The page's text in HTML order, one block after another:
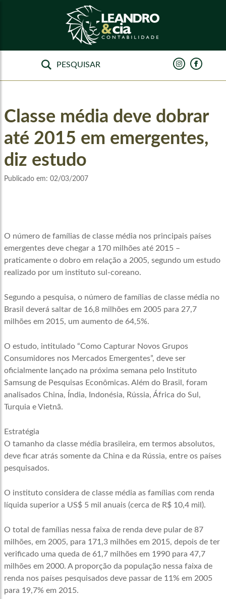
Classe média deve dobrar
até 2015 em emergentes,
diz estudo
Publicado em: 02/03/2007
O número de famílias de classe média nos principais países
emergentes deve chegar a 170 milhões até 2015 –
praticamente o dobro em relação a 2005, segundo um estudo
realizado por um instituto sul-coreano.
Segundo a pesquisa, o número de famílias de classe média no
Brasil deverá saltar de 16,8 milhões em 2005 para 27,7
milhões em 2015, um aumento de 64,5%.
O estudo, intitulado “Como Capturar Novos Grupos
Consumidores nos Mercados Emergentes”, deve ser
oficialmente lançado na próxima semana pelo Instituto
Samsung de Pesquisas Econômicas. Além do Brasil, foram
analisados China, Índia, Indonésia, Rússia, África do Sul,
Turquia e Vietnã.
Estratégia
O tamanho da classe média brasileira, em termos absolutos,
deve ficar atrás somente da China e da Rússia, entre os países
pesquisados.
O instituto considera de classe média as famílias com renda
líquida superior a US$ 5 mil anuais (cerca de R$ 10,4 mil).
O total de famílias nessa faixa de renda deve pular de 87
milhões, em 2005, para 171,3 milhões em 2015, depois de ter
verificado uma queda de 61,7 milhões em 1990 para 47,7
milhões em 2000. A proporção da população nessa faixa de
renda nos países pesquisados deve passar de 11% em 2005
para 19,7% em 2015.